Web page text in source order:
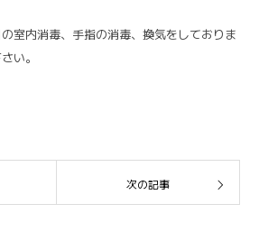
室内消毒、手指の消毒、換気をしておりま
い。
次の記事